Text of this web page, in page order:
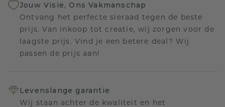
Jouw Visie, Ons Vakmanschap
Ontvang het perfecte sieraad tegen de beste
prijs. Van inkoop tot creatie, wij zorgen voor de
laagste prijs. Vind je een betere deal? Wij
passen de prijs aan!
Levenslange garantie
Wij staan achter de kwaliteit en het